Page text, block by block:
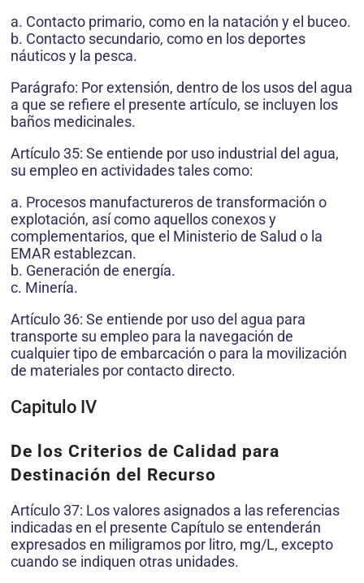
a. Contacto primario, como en la natación y el buceo.
b. Contacto secundario, como en los deportes
náuticos y la pesca.
Parágrafo: Por extensión, dentro de los usos del agua
a que se refiere el presente artículo, se incluyen los
baños medicinales.
Artículo 35: Se entiende por uso industrial del agua,
su empleo en actividades tales como:
a. Procesos manufactureros de transformación o
explotación, así como aquellos conexos y
complementarios, que el Ministerio de Salud o la
EMAR establezcan.
b. Generación de energía.
c. Minería.
Artículo 36: Se entiende por uso del agua para
transporte su empleo para la navegación de
cualquier tipo de embarcación o para la movilización
de materiales por contacto directo.
Capitulo IV
De los Criterios de Calidad para
Destinación del Recurso
Artículo 37: Los valores asignados a las referencias
indicadas en el presente Capítulo se entenderán
expresados en miligramos por litro, mg/L, excepto
cuando se indiquen otras unidades.